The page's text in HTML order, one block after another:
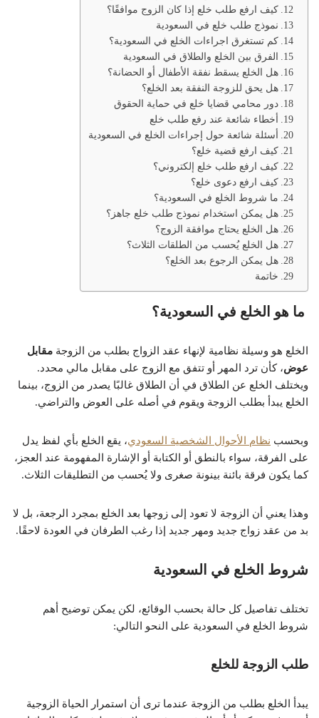
كيف ارفع طلب خلع إذا كان الزوج موافقًا؟
نموذج طلب خلع في السعودية
كم تستغرق اجراءات الخلع في السعودية؟
الفرق بين الخلع والطلاق في السعودية
هل الخلع يسقط نفقة الأطفال أو الحضانة؟
هل يحق للزوجة النفقة بعد الخلع؟
دور محامي قضايا خلع في حماية الحقوق
أخطاء شائعة عند رفع طلب خلع
أسئلة شائعة حول إجراءات الخلع في السعودية
كيف ارفع قضية خلع؟
كيف ارفع طلب خلع إلكتروني؟
كيف ارفع دعوى خلع؟
ما شروط الخلع في السعودية؟
هل يمكن استخدام نموذج طلب خلع جاهز؟
هل الخلع يحتاج موافقة الزوج؟
هل الخلع يُحسب من الطلقات الثلاث؟
هل يمكن الرجوع بعد الخلع؟
خاتمة
ما هو الخلع في السعودية؟
الخلع هو وسيلة نظامية لإنهاء عقد الزواج بطلب من الزوجة مقابل
عوض، كأن ترد المهر أو تتفق مع الزوج على مقابل مالي محدد.
ويختلف الخلع عن الطلاق في أن الطلاق غالبًا يصدر من الزوج، بينما
الخلع يبدأ بطلب الزوجة ويقوم في أصله على العوض والتراضي.
وبحسب نظام الأحوال الشخصية السعودي، يقع الخلع بأي لفظ يدل
على الفرقة، سواء بالنطق أو الكتابة أو الإشارة المفهومة عند العجز،
كما يكون فرقة بائنة بينونة صغرى ولا يُحسب من التطليقات الثلاث.
وهذا يعني أن الزوجة لا تعود إلى زوجها بعد الخلع بمجرد الرجعة، بل لا
بد من عقد زواج جديد ومهر جديد إذا رغب الطرفان في العودة لاحقًا.
شروط الخلع في السعودية
تختلف تفاصيل كل حالة بحسب الوقائع، لكن يمكن توضيح أهم
شروط الخلع في السعودية على النحو التالي:
طلب الزوجة للخلع
يبدأ الخلع بطلب من الزوجة عندما ترى أن استمرار الحياة الزوجية